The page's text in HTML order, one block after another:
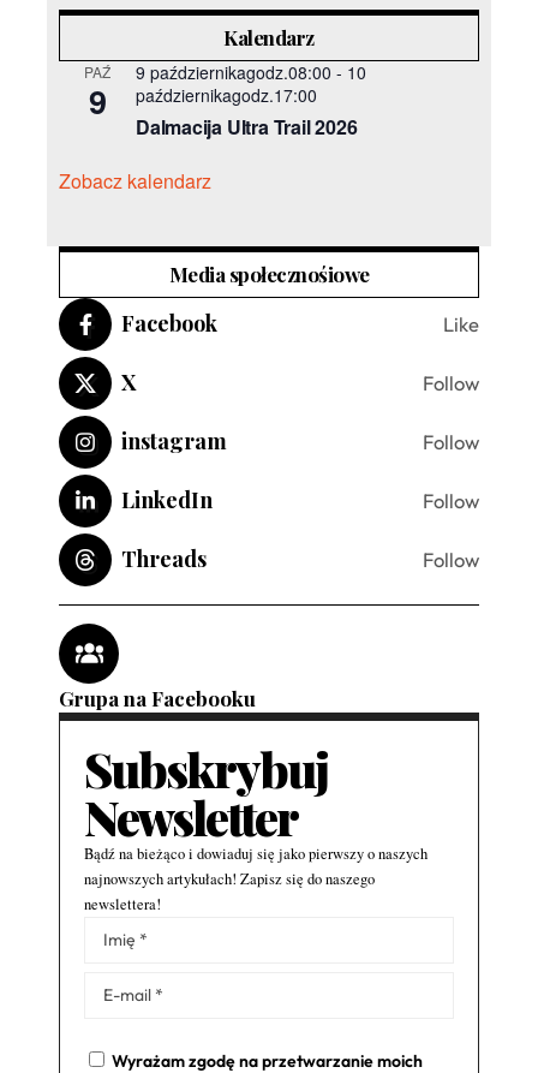
Kalendarz
PAŹ
9
9 październikagodz.08:00 - 10
październikagodz.17:00
Dalmacija Ultra Trail 2026
Zobacz kalendarz
Media społecznośiowe
Facebook Like
X Follow
instagram Follow
LinkedIn Follow
Threads Follow
Grupa na Facebooku
Subskrybuj
Newsletter
Bądź na bieżąco i dowiaduj się jako pierwszy o naszych
najnowszych artykułach! Zapisz się do naszego
newslettera!
Wyrażam zgodę na przetwarzanie moich
Alternative: